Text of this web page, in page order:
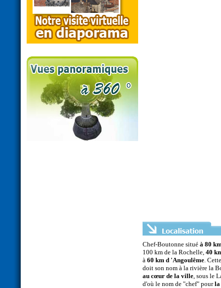
Chef-Boutonne situé à 80
100 km de la Rochelle, 40
à 60 km d 'Angoulême.
doit son nom à la rivière la
au cœur de la ville, sous le
d'où le nom de "chef" pourla